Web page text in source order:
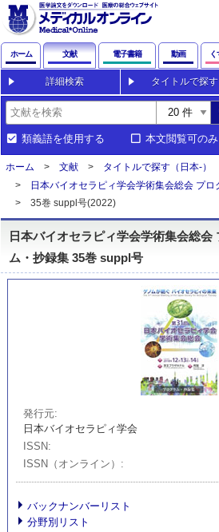
ホーム 文献 電子書籍 動画 く
詳細検索 タイトルで探す
類義語を使用する 本文閲覧可のみ
ホーム 文献
タイトルで探す（日本-）
日本バイオセラピィ学会学術集会総会 プロ
35巻 suppl号(2022)
日本バイオセラピィ学会学術集会総会
ム・抄録集 35巻 suppl号
発行元
日本バイオセラピィ学会
ISSN
ISSN（オンライン）
バックナンバーリスト
分野別リスト